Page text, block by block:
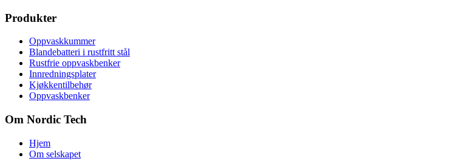
Produkter
Oppvaskkummer
Blandebatteri i rustfritt stål
Rustfrie oppvaskbenker
Innredningsplater
Kjøkkentilbehør
Oppvaskbenker
Om Nordic Tech
Hjem
Om selskapet